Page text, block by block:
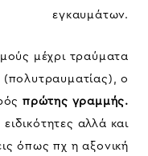
εγκαυμάτων.
μέχρι τραύματα
(πολυτραυματίας), ο
πρώτης γραμμής.
αλλά και
όπως πχ η αξονική